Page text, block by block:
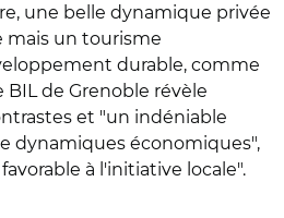
une belle dynamique privée
mais un tourisme
durable, comme
BIL de Grenoble révèle
et "un indéniable
dynamiques économiques",
à l'initiative locale".